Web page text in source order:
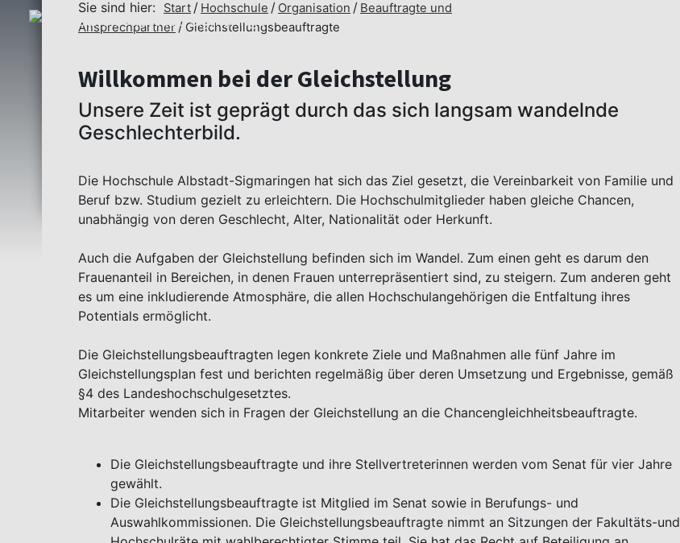
Sie sind hier: Start Hochschule Organisation
Beauftragte und
Ansprechpartner
Gleichstellungsbeauftragte
Willkommen bei der Gleichstellung
Unsere Zeit ist geprägt durch das sich langsam wandelnde
Geschlechterbild.
Die Hochschule Albstadt-Sigmaringen hat sich das Ziel gesetzt, die Vereinbarkeit von Familie und
Beruf bzw. Studium gezielt zu erleichtern. Die Hochschulmitglieder haben gleiche Chancen,
unabhängig von deren Geschlecht, Alter, Nationalität oder Herkunft.
Auch die Aufgaben der Gleichstellung befinden sich im Wandel. Zum einen geht es darum den
Frauenanteil in Bereichen, in denen Frauen unterrepräsentiert sind, zu steigern. Zum anderen geht
es um eine inkludierende Atmosphäre, die allen Hochschulangehörigen die Entfaltung ihres
Potentials ermöglicht.
Die Gleichstellungsbeauftragten legen konkrete Ziele und Maßnahmen alle fünf Jahre im
Gleichstellungsplan fest und berichten regelmäßig über deren Umsetzung und Ergebnisse, gemäß
§4 des Landeshochschulgesetztes.
Mitarbeiter wenden sich in Fragen der Gleichstellung an die Chancengleichheitsbeauftragte.
Die Gleichstellungsbeauftragte und ihre Stellvertreterinnen werden vom Senat für vier Jahre
gewählt.
Die Gleichstellungsbeauftragte ist Mitglied im Senat sowie in Berufungs- und
Auswahlkommissionen. Die Gleichstellungsbeauftragte nimmt an Sitzungen der Fakultäts-und